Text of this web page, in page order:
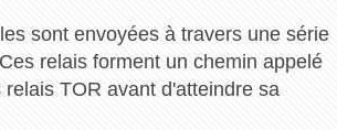
sont envoyées à travers une série
relais forment un chemin appelé
TOR avant d'atteindre sa